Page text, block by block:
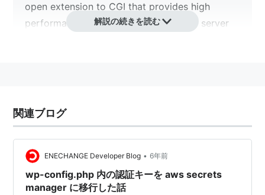
open extension to CGI that provides high
performance without the limitations of server
プログラム全体のパフォーマンスを向上させるための拡
張。使用言語には依存しない。
Apache、IIS、Zeus、lighttpd といった主要なウェブサ
ーバーでの動作をサポートしている。利用するためには
それぞれサーバー用のバインドプログラム(例えば
解説の続きを読む
関連ブログ
ENECHANGE Developer Blog • 6年前
wp-config.php 内の認証キーを aws secrets
manager に移行した話